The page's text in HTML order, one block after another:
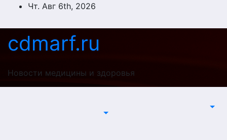
Перейти
содержимому
Чт. Авг 6th, 2026
cdmarf.ru
Новости медицины и здоровья